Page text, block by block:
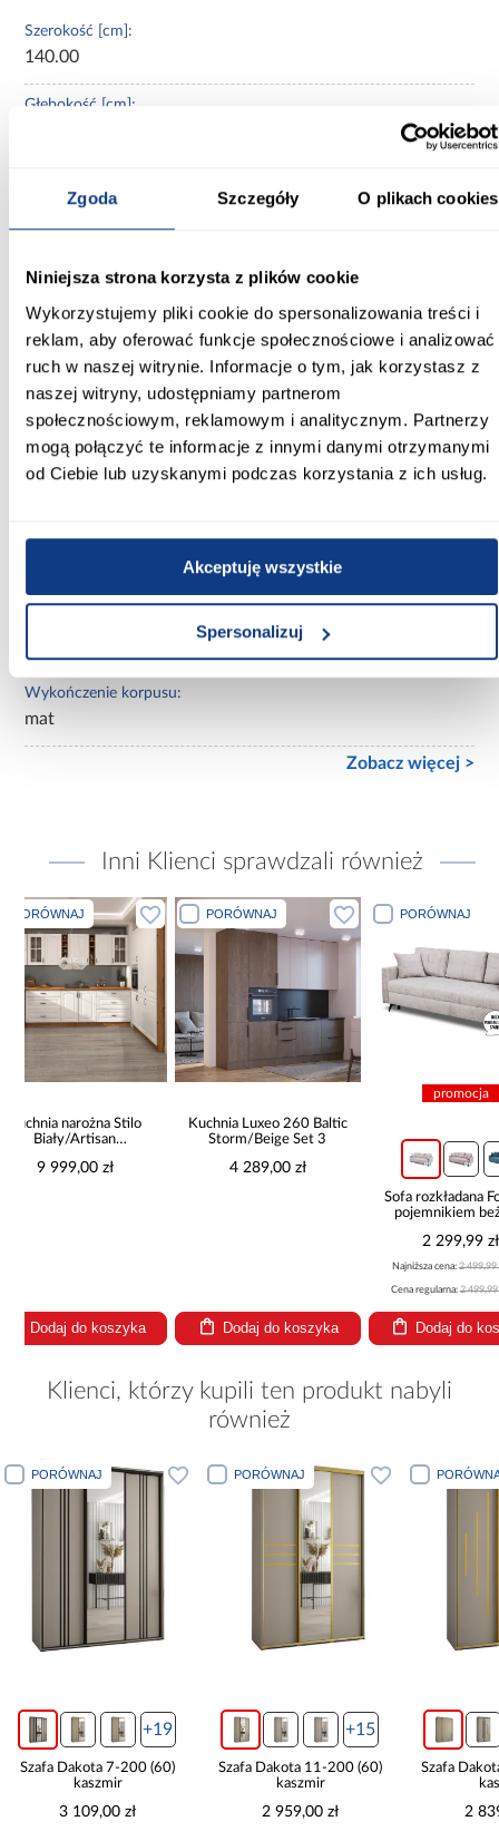
Zgoda Szczegóły O plikach cookies
Niniejsza strona korzysta z plików cookie
Wykorzystujemy pliki cookie do spersonalizowania treści i
reklam, aby oferować funkcje społecznościowe i analizować
ruch w naszej witrynie. Informacje o tym, jak korzystasz z
naszej witryny, udostępniamy partnerom
społecznościowym, reklamowym i analitycznym. Partnerzy
mogą połączyć te informacje z innymi danymi otrzymanymi
od Ciebie lub uzyskanymi podczas korzystania z ich usług.
Akceptuję wszystkie
Spersonalizuj
Szerokość [cm]:
140.00
Głębokość [cm]:
235.20
kaszmir
Kolor korpusu:
kaszmir
Wybarwienie:
beżowe
Lustro:
Ilość drzwi:
Wykończenie korpusu:
mat
Zobacz więcej >
Inni Klienci sprawdzali również
PORÓWNAJ
Kuchnia Luxeo 260 Baltic
Storm/Beige Set 3
4 289,00 zł
Dodaj do koszyka
PORÓWNAJ
Sofa rozkładana Foster z
Dodaj do koszyka
Narożnik z
2
Klienci, którzy kupili ten produkt nabyli
również
PORÓWNAJ
+19
Szafa Dakota 7-200 (60)
kaszmir
3 109,00 zł
PORÓWNAJ
+15
Szafa Dakota 11-200 (60)
kaszmir
2 959,00 zł
Szafa
2